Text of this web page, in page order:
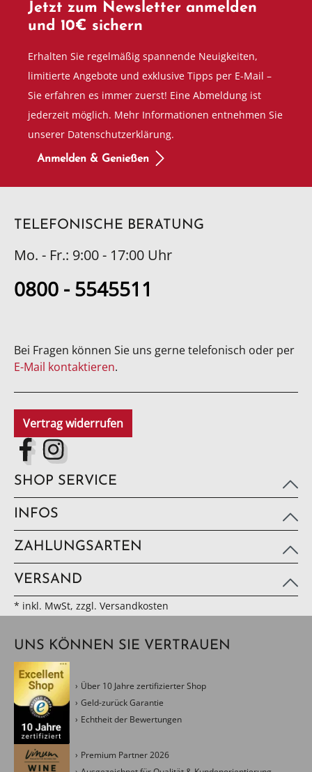
Jetzt zum Newsletter anmelden
und 10€ sichern
Erhalten Sie regelmäßig spannende Neuigkeiten,
limitierte Angebote und exklusive Tipps per E-Mail –
Sie erfahren es immer zuerst! Eine Abmeldung ist
jederzeit möglich. Mehr Informationen entnehmen Sie
unserer Datenschutzerklärung.
Anmelden & Genießen
TELEFONISCHE BERATUNG
Mo. - Fr.: 9:00 - 17:00 Uhr
0800 - 5545511
Bei Fragen können Sie uns gerne telefonisch oder per
E-Mail kontaktieren.
Vertrag widerrufen
SHOP SERVICE
INFOS
ZAHLUNGSARTEN
VERSAND
* inkl. MwSt, zzgl. Versandkosten
UNS KÖNNEN SIE VERTRAUEN
Über 10 Jahre zertifizierter Shop
Geld-zurück Garantie
Echtheit der Bewertungen
Premium Partner 2026